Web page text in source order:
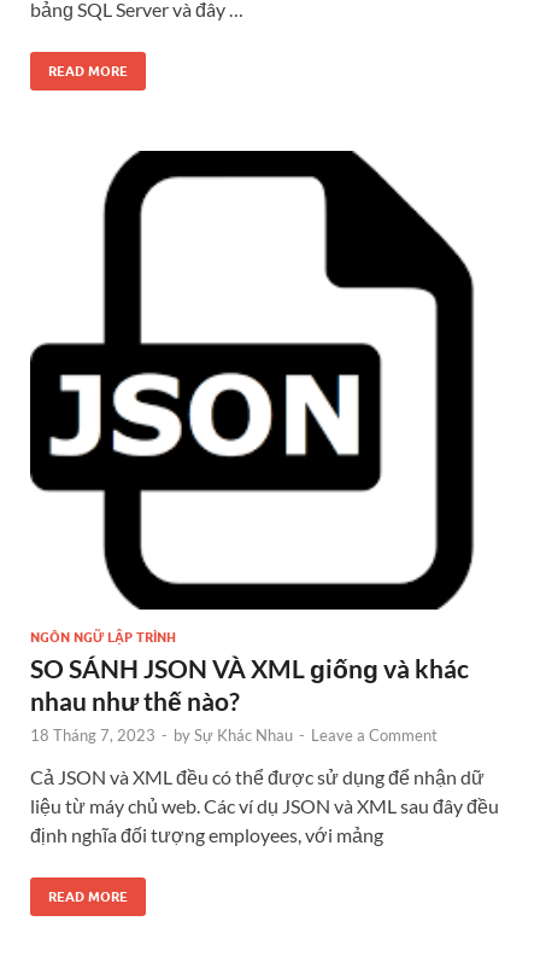
bảnɡ SQL Server và đây …
READ MORE
NGÔN NGỮ LẬP TRÌNH
SO SÁNH JSON VÀ XML ɡiốnɡ và khác
nhau như thế nào?
18 Tháng 7, 2023 - bySự Khác Nhau - Leave a Comment
Cả JSON và XML đều có thể được sử dụng để nhận dữ
liệu từ máy chủ web. Các ví dụ JSON và XML sau đây đều
định nghĩa đối tượng employees, với mảng
READ MORE